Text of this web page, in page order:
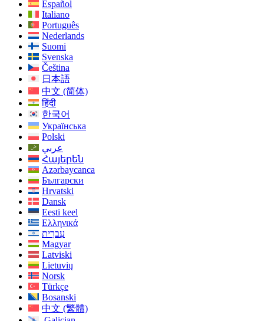
Español
Italiano
Português
Nederlands
Suomi
Svenska
Čeština
日本語
中文 (简体)
हिंदी
한국어
Українська
Polski
عربي
Հայերեն
Azərbaycanca
Български
Hrvatski
Dansk
Eesti keel
Ελληνικά
עִברִית
Magyar
Latviski
Lietuvių
Norsk
Türkçe
Bosanski
中文 (繁體)